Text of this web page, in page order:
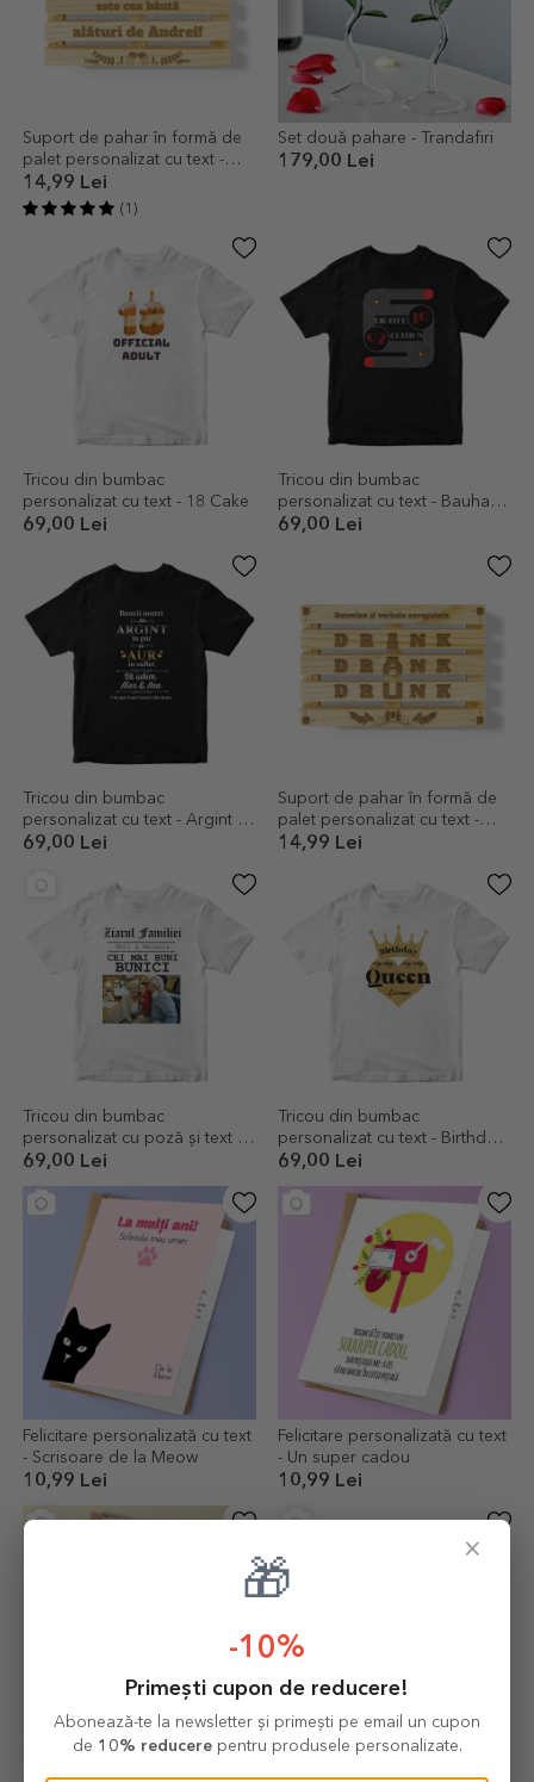
Suport de pahar în formă de
palet personalizat cu text -
Cea mai bună bere
14,99 Lei
(1)
Set două pahare - Trandafiri
179,00 Lei
Tricou din bumbac
personalizat cu text - 18 Cake
69,00 Lei
Tricou din bumbac
personalizat cu text - Bauhaus
Birthday
69,00 Lei
Tricou din bumbac
personalizat cu text - Argint în
păr și aur în suflet
69,00 Lei
Suport de pahar în formă de
palet personalizat cu text -
Drink Drank Drunk
14,99 Lei
Tricou din bumbac
personalizat cu poză și text -
Cei mai buni bunici
69,00 Lei
Tricou din bumbac
personalizat cu text - Birthday
Queen
69,00 Lei
Felicitare personalizată cu text
- Scrisoare de la Meow
10,99 Lei
Felicitare personalizată cu text
- Un super cadou
10,99 Lei
Felicitare personalizată cu text
- BANG! Și tinerețea dispare
Tricou din bumbac
personalizat cu 3 poze și text -
×
🎁
-10%
Primești cupon de reducere!
Abonează-te la newsletter și primești pe email un cupon
de 10% reducerepentru produsele personalizate.